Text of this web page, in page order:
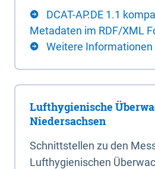
DCAT-AP.DE 1.1
Metadaten im RDF/XML
Weitere Informationen
Lufthygienische
Niedersachsen
Schnittstellen zu den
Lufthygienischen